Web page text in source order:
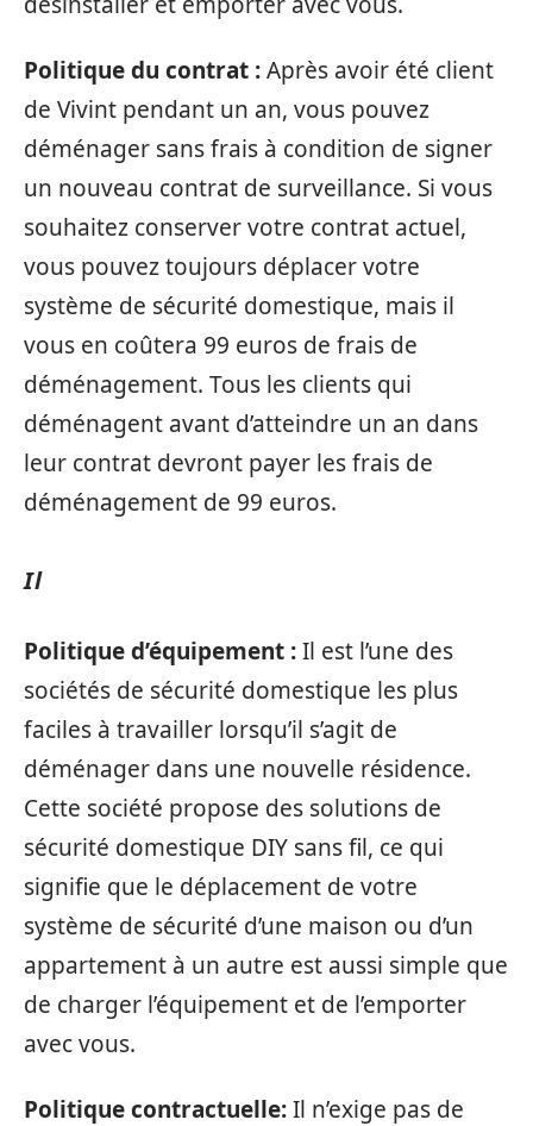
Politique du contrat :Après avoir été client
de Vivint pendant un an, vous pouvez
déménager sans frais à condition de signer
un nouveau contrat de surveillance. Si vous
souhaitez conserver votre contrat actuel,
vous pouvez toujours déplacer votre
système de sécurité domestique, mais il
vous en coûtera 99 euros de frais de
déménagement. Tous les clients qui
déménagent avant d’atteindre un an dans
leur contrat devront payer les frais de
déménagement de 99 euros.
Il
Politique d’équipement :Il est l’une des
sociétés de sécurité domestique les plus
faciles à travailler lorsqu’il s’agit de
déménager dans une nouvelle résidence.
Cette société propose des solutions de
sécurité domestique DIY sans fil, ce qui
signifie que le déplacement de votre
système de sécurité d’une maison ou d’un
appartement à un autre est aussi simple que
de charger l’équipement et de l’emporter
avec vous.
Politique contractuelle:Il n’exige pas de